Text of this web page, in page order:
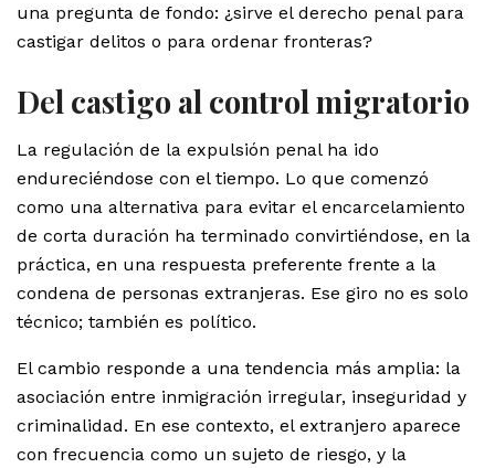
una pregunta de fondo: ¿sirve el derecho penal para
castigar delitos o para ordenar fronteras?
Del castigo al control migratorio
La regulación de la expulsión penal ha ido
endureciéndose con el tiempo. Lo que comenzó
como una alternativa para evitar el encarcelamiento
de corta duración ha terminado convirtiéndose, en la
práctica, en una respuesta preferente frente a la
condena de personas extranjeras. Ese giro no es solo
técnico; también es político.
El cambio responde a una tendencia más amplia: la
asociación entre inmigración irregular, inseguridad y
criminalidad. En ese contexto, el extranjero aparece
con frecuencia como un sujeto de riesgo, y la